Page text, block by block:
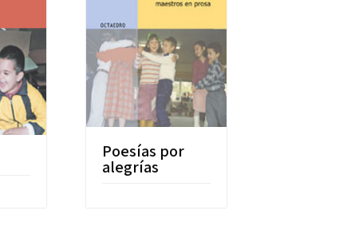
Poesías por
alegrías